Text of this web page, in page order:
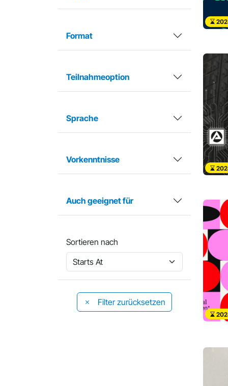
Format
Teilnahmeoption
Sprache
Vorkenntnisse
Auch geeignet für
Sortieren nach
Filter zurücksetzen